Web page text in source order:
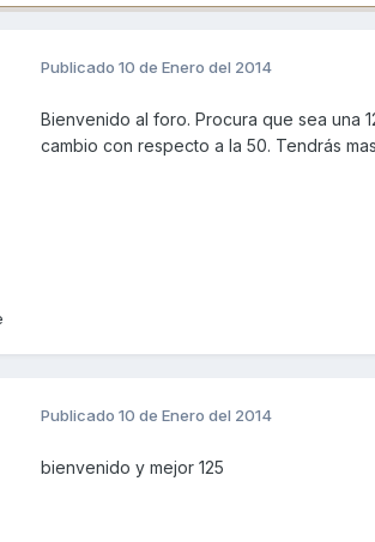
Publicado 10 de Enero del 2014
Bienvenido al foro. Procura que sea una
cambio con respecto a la 50. Tendrás
Publicado 10 de Enero del 2014
bienvenido y mejor 125